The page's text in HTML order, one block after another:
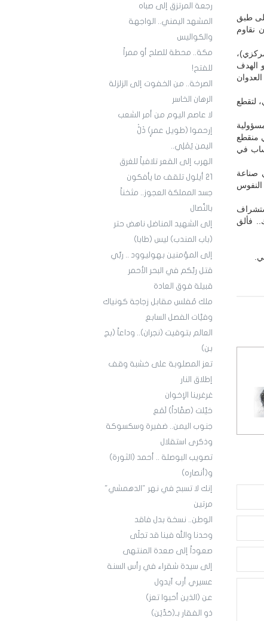
رجعة المرتزق إلى صباه
المشهد اليمني.. الواجهة
والكواليس
مكة.. محطة للصلح أو ممراً
للفتح!
الصرخة.. من الخفوت إلى الزلزلة
الرهان الخاسر
لا عاصم اليوم من أمر الشعب
إرحموا (طويل عمرٍ) ذَلّْ
اليمن يُمْلِي..
الهرب إلى القعر تلافياً للغرق
21 أيلول تلقف ما يأفكون
جسد المملكة العجوز.. مثخناً
بالنِّصال
إلى الشهيد المناضل ناهض حتر
(باب المندب) ليس (طابا)
إلى المؤمنين بهوليوود .. ربِّي
قتل ربَّكم في البحر الأحمر
قبيلة فوق العادة
ملك مُفلس مقابل زجاجة كونياك
وفيَّات الفصل السابع
العالم بتوقيت (نجران).. وداعاً (بج
بن)
تعز المصلوبة على خشبة وقف
إطلاق النار
غرغرينا الإخوان
خيَّلت (صمَّاداً) لَمَع
جنوب اليمن.. ضفيرة وسكسوكة
وذكرى استقلال
تصويب البوصلة .. أحمد (الثورة)
و(أنصاره)
إنك لا تسبح في نهر "الدهمشي"
مرتين
الوطن.. نسخة بدل فاقد
وحدنا والله فينا قد تجلّى
صعوداً إلى صعدة المنتهى
إلى سيدة شقراء في رأس السنة
عسيري أرب آيدول
عن (الذين أحبوا تعز)
ذو الفقار بـ(حَدَّيْن)
على طبق
نقاوم
الهدف
لتقطع
منقطع
في
صناعة
النفوس
فألق